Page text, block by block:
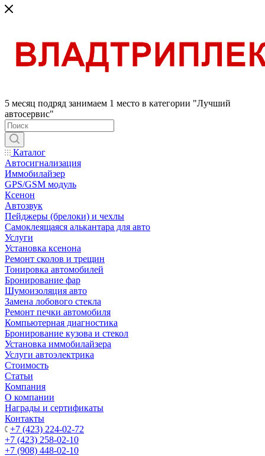
5 месяц подряд занимаем 1 место в категории "Лучший
автосервис"
Каталог
Автосигнализация
Иммобилайзер
GPS/GSM модуль
Ксенон
Автозвук
Пейджеры (брелоки) и чехлы
Самоклеящаяся алькантара для авто
Услуги
Установка ксенона
Ремонт сколов и трещин
Тонировка автомобилей
Бронирование фар
Шумоизоляция авто
Замена лобового стекла
Ремонт печки автомобиля
Компьютерная диагностика
Бронирование кузова и стекол
Установка иммобилайзера
Услуги автоэлектрика
Стоимость
Статьи
Компания
О компании
Награды и сертификаты
Контакты
+7 (423) 224-02-72
+7 (423) 258-02-10
+7 (908) 448-02-10